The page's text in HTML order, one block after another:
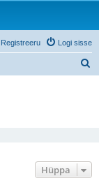
Logi sisse
Registreeru
Hüppa